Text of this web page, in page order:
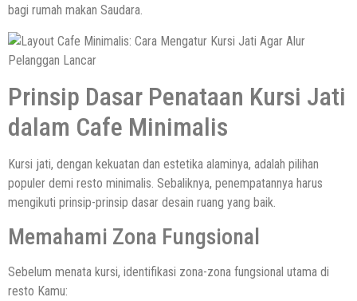
bagi rumah makan Saudara.
Prinsip Dasar Penataan Kursi Jati
dalam Cafe Minimalis
Kursi jati, dengan kekuatan dan estetika alaminya, adalah pilihan
populer demi resto minimalis. Sebaliknya, penempatannya harus
mengikuti prinsip-prinsip dasar desain ruang yang baik.
Memahami Zona Fungsional
Sebelum menata kursi, identifikasi zona-zona fungsional utama di
resto Kamu: